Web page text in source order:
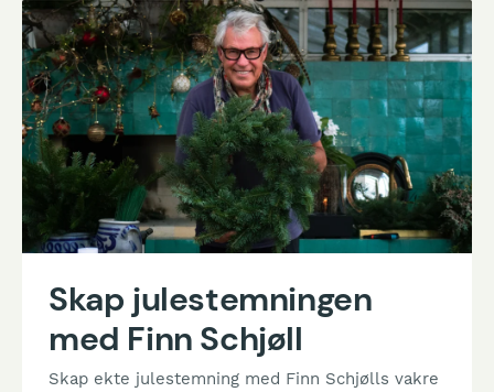
Skap julestemningen
med Finn Schjøll
Skap ekte julestemning med Finn Schjølls vakre